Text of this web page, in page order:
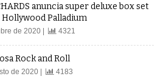
anuncia super deluxe box set
Palladium
de 2020 | 4321
Rock and Roll
de 2020 | 4183